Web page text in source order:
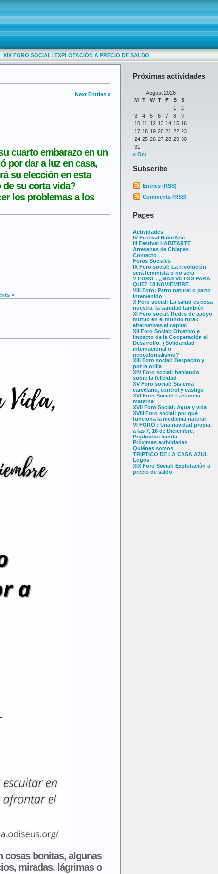
XIX FORO SOCIAL: EXPLOTACIÓN A PRECIO DE SALDO
Próximas actividades
August 2026
M T W T F S
S
1
2
3
4 5 6 7 8
9
10 11 12 13 14 15 16
17 18 19 20 21 22 23
24 25 26 27 28 29 30
31
« Oct
Subscribe
Entries (RSS)
Comments (RSS)
Pages
Actividades
IV Festival HabitArte
III Festival HABITARTE
Artesanas de Chiapas
Contacto
Foros Sociales
IX Foro social: La revolución
será feminista o no será
V FORO : ¿MAS VOTOS PARA
QUE? 18 NOVIEMBRE
VIII Foro: Parto natural o parto
intervenido
X Foro social: La salud es cosa
nuestra, la sanidad también
XI Foro social. Redes de apoyo
mutuo en el mundo rural:
alternativas al capital
XII Foro Social: Objetivo e
impacto de la Cooperación al
Desarrollo. ¿Solidaridad
internacional o
neocolonialismo?
XIII Foro social: Despacito y
por la orilla
XIV Foro social: hablando
sobre la felicidad
XV Foro social: Sistema
carcelario, control y castigo
XVI Foro Social: Lactancia
materna
XVII Foro Social: Agua y vida
XVIII Foro social: por qué
funciona la medicina natural
VI FORO : Una navidad propia.
a las 7, 16 de Diciembre.
Productos tienda
Próximas actividades
Quiénes somos
TRIPTICO DE LA CASA AZUL
Logos
XIX Foro Social: Explotación a
precio de saldo
Next Entries »
cuarto embarazo en un
por dar a luz en casa,
su elección en esta
de su corta vida?
los problemas a los
»
cosas bonitas, algunas
miradas, lágrimas o